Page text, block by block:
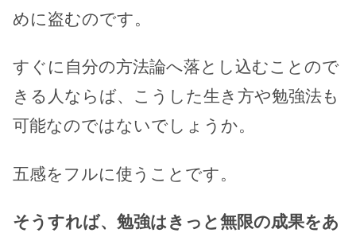
めに盗むのです。
すぐに自分の方法論へ落とし込むことので
きる人ならば、こうした生き方や勉強法も
可能なのではないでしょうか。
五感をフルに使うことです。
そうすれば、勉強はきっと無限の成果をあ